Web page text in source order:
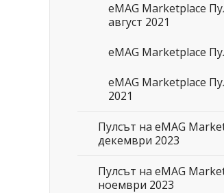
eMAG Marketplace
август 2021
eMAG Marketplace
eMAG Marketplace
2021
Пулсът на eMAG
декември 2023
Пулсът на eMAG
ноември 2023